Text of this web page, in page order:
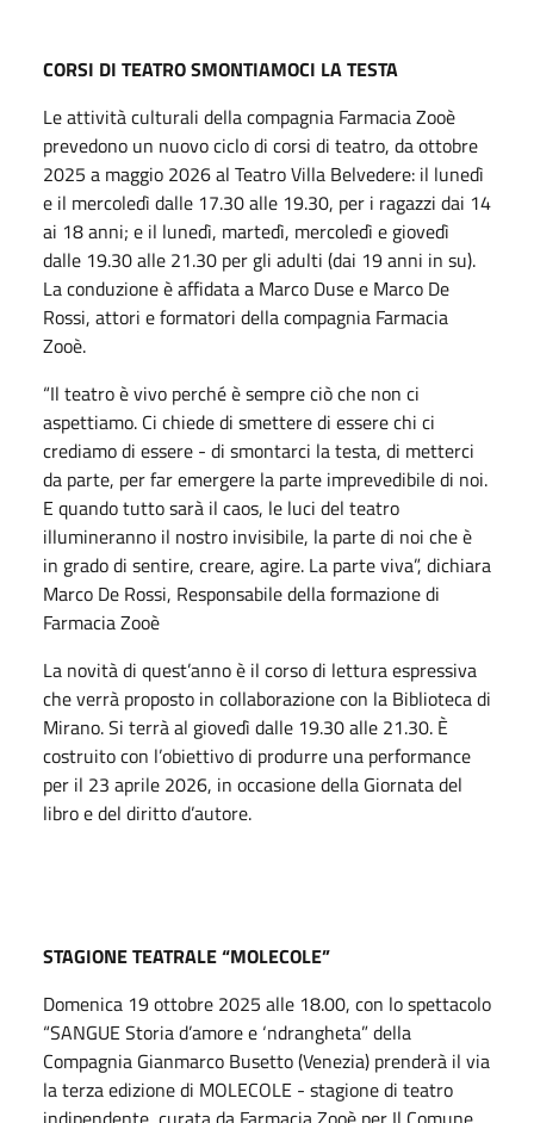
CORSI DI TEATRO SMONTIAMOCI LA TESTA
Le attività culturali della compagnia Farmacia Zooè
prevedono un nuovo ciclo di corsi di teatro, da ottobre
2025 a maggio 2026 al Teatro Villa Belvedere: il lunedì
e il mercoledì dalle 17.30 alle 19.30, per i ragazzi dai 14
ai 18 anni; e il lunedì, martedì, mercoledì e giovedì
dalle 19.30 alle 21.30 per gli adulti (dai 19 anni in su).
La conduzione è affidata a Marco Duse e Marco De
Rossi, attori e formatori della compagnia Farmacia
Zooè.
“Il teatro è vivo perché è sempre ciò che non ci
aspettiamo. Ci chiede di smettere di essere chi ci
crediamo di essere - di smontarci la testa, di metterci
da parte, per far emergere la parte imprevedibile di noi.
E quando tutto sarà il caos, le luci del teatro
illumineranno il nostro invisibile, la parte di noi che è
in grado di sentire, creare, agire. La parte viva”, dichiara
Marco De Rossi, Responsabile della formazione di
Farmacia Zooè
La novità di quest’anno è il corso di lettura espressiva
che verrà proposto in collaborazione con la Biblioteca di
Mirano. Si terrà al giovedì dalle 19.30 alle 21.30. È
costruito con l’obiettivo di produrre una performance
per il 23 aprile 2026, in occasione della Giornata del
libro e del diritto d’autore.
STAGIONE TEATRALE “MOLECOLE”
Domenica 19 ottobre 2025 alle 18.00, con lo spettacolo
“SANGUE Storia d’amore e ‘ndrangheta” della
Compagnia Gianmarco Busetto (Venezia) prenderà il via
la terza edizione di MOLECOLE - stagione di teatro